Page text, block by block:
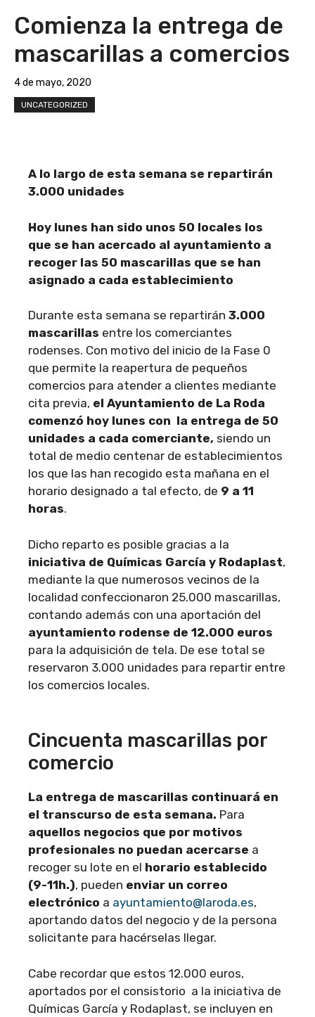
Comienza la entrega de
mascarillas a comercios
4 de mayo, 2020
UNCATEGORIZED
A lo largo de esta semana se repartirán
3.000 unidades
Hoy lunes han sido unos 50 locales los
que se han acercado al ayuntamiento a
recoger las 50 mascarillas que se han
asignado a cada establecimiento
Durante esta semana se repartirán 3.000
mascarillas entre los comerciantes
rodenses. Con motivo del inicio de la Fase 0
que permite la reapertura de pequeños
comercios para atender a clientes mediante
cita previa, el Ayuntamiento de La Roda
comenzó hoy lunes con la entrega de 50
unidades a cada comerciante, siendo un
total de medio centenar de establecimientos
los que las han recogido esta mañana en el
horario designado a tal efecto, de 9 a 11
horas.
Dicho reparto es posible gracias a la
iniciativa de Químicas García y Rodaplast,
mediante la que numerosos vecinos de la
localidad confeccionaron 25.000 mascarillas,
contando además con una aportación del
ayuntamiento rodense de 12.000 euros
para la adquisición de tela. De ese total se
reservaron 3.000 unidades para repartir entre
los comercios locales.
Cincuenta mascarillas por
comercio
La entrega de mascarillas continuará en
el transcurso de esta semana. Para
aquellos negocios que por motivos
profesionales no puedan acercarse a
recoger su lote en el horario establecido
(9-11h.), pueden enviar un correo
electrónico a ayuntamiento@laroda.es,
aportando datos del negocio y de la persona
solicitante para hacérselas llegar.
Cabe recordar que estos 12.000 euros,
aportados por el consistorio a la iniciativa de
Químicas García y Rodaplast, se incluyen en